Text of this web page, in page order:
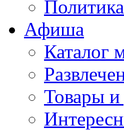
Политика
Афиша
Каталог
Товары и